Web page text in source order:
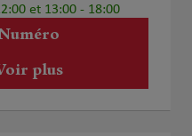
et 13:00 - 18:00
plus